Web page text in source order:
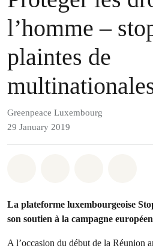
l’homme –
plaintes de
Greenpeace Luxembourg
29 January 2019
La plateforme luxembourgeoise
son soutien à la campagne
A l’occasion du début de la Réunion